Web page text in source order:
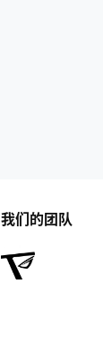
我们的团队